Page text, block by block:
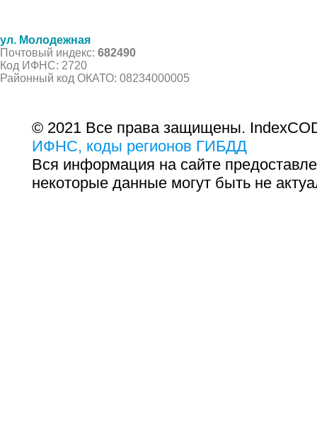
ул. Молодежная
Почтовый индекс: 682490
Код ИФНС: 2720
Районный код ОКАТО: 08234000005
© 2021 Все права защищены.
ИФНС, коды регионов ГИБДД
Вся информация на сайте
некоторые данные могут быть не